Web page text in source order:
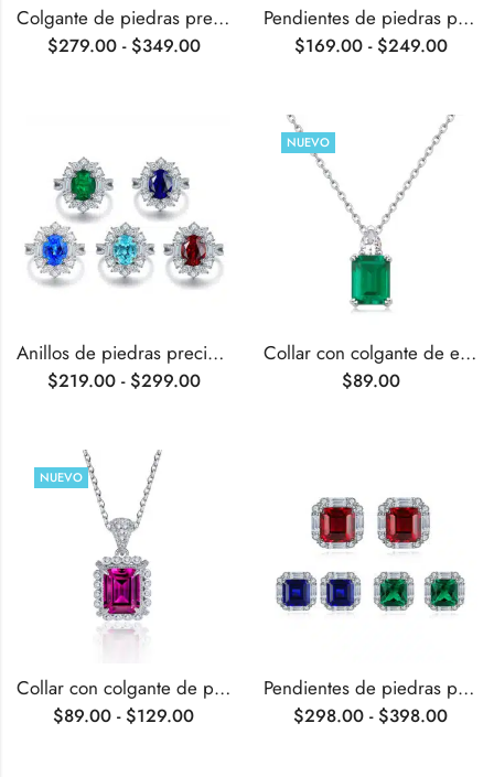
Colgante de piedras preciosas cultivadas en laboratorio con forma de cojín de 3,3 quilates
$279.00 - $349.00
Pendientes de piedras preciosas cultivadas en laboratorio de talla ovalada de 3,4 quilates
$169.00 - $249.00
Anillos de piedras preciosas cultivadas en laboratorio de talla ovalada de 3,6 quilates
$219.00 - $299.00
NUEVO
Collar con colgante de esmeralda cultivada en laboratorio de 4 puntas
$89.00
NUEVO
Collar con colgante de piedra preciosa sintética talla esmeralda de 4 puntas
$89.00 - $129.00
Pendientes de piedras preciosas cultivadas en laboratorio con corte Asscher de 6,7 quilates
$298.00 - $398.00